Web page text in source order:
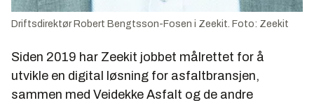
Driftsdirektør Robert Bengtsson-Fosen i Zeekit. Foto: Zeekit
Siden 2019 har Zeekit jobbet målrettet for å
utvikle en digital løsning for asfaltbransjen,
sammen med Veidekke Asfalt og de andre